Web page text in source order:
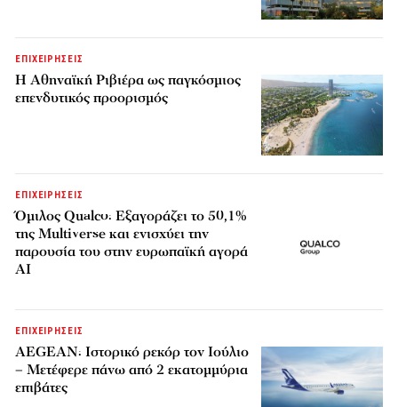
ΕΠΙΧΕΙΡΗΣΕΙΣ
Η Αθηναϊκή Ριβιέρα ως παγκόσμιος
επενδυτικός προορισμός
ΕΠΙΧΕΙΡΗΣΕΙΣ
Όμιλος Qualco: Εξαγοράζει το 50,1%
της Multiverse και ενισχύει την
παρουσία του στην ευρωπαϊκή αγορά
AI
ΕΠΙΧΕΙΡΗΣΕΙΣ
AEGEAN: Ιστορικό ρεκόρ τον Ιούλιο
– Μετέφερε πάνω από 2 εκατομμύρια
επιβάτες